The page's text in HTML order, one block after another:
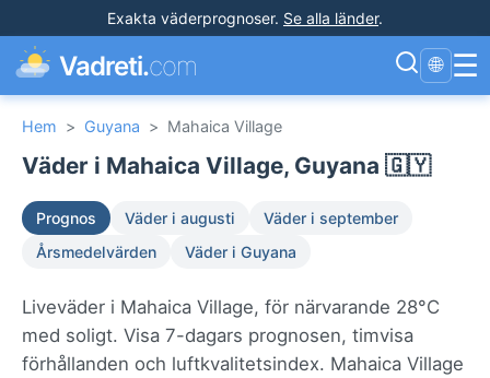
Exakta väderprognoser. Se alla länder.
Vadreti.com 🌐 ☰
Hem > Guyana > Mahaica Village
Väder i Mahaica Village, Guyana 🇬🇾
Prognos Väder i augusti
Väder i september
Årsmedelvärden
Väder i Guyana
Liveväder i Mahaica Village, för närvarande 28°C
med soligt. Visa 7-dagars prognosen, timvisa
förhållanden och luftkvalitetsindex. Mahaica Village